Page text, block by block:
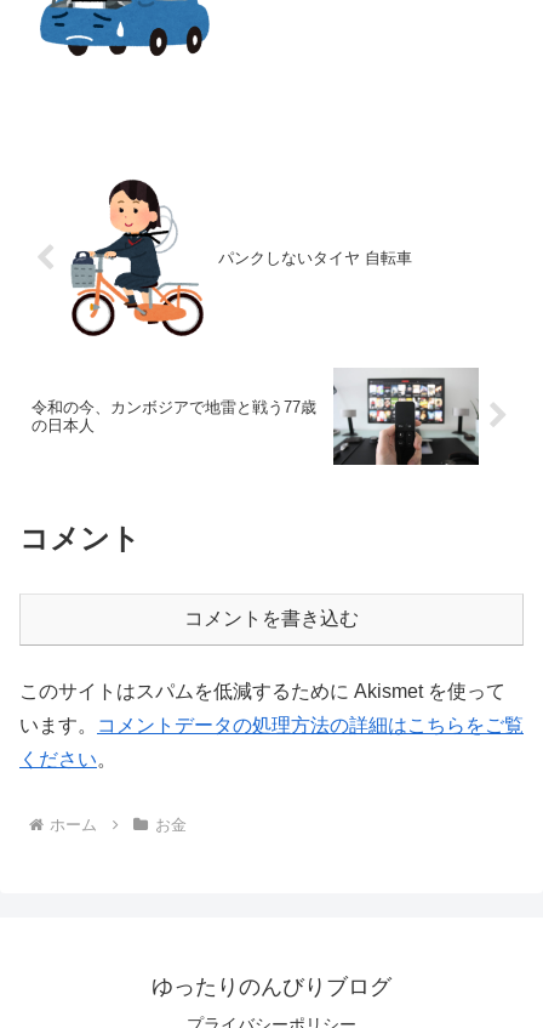
パンクしないタイヤ 自転車
令和の今、カンボジアで地雷と戦う77歳
の日本人
コメント
コメントを書き込む
このサイトはスパムを低減するために Akismet を使って
います。
コメントデータの処理方法の詳細はこちらをご覧
ください。
ホーム お金
ゆったりのんびりブログ